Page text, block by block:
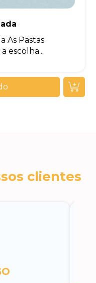
As Pastas
escolha...
clientes